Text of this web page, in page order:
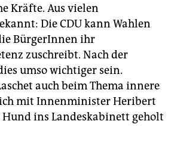
Kräfte. Aus vielen
Die CDU kann Wahlen
BürgerInnen ihr
zuschreibt. Nach der
umso wichtiger sein.
auch beim Thema innere
mit Innenminister Heribert
ins Landeskabinett geholt